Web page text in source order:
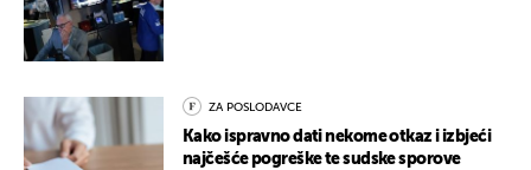
ZA POSLODAVCE
Kako ispravno dati nekome otkaz i izbjeći
najčešće pogreške te sudske sporove